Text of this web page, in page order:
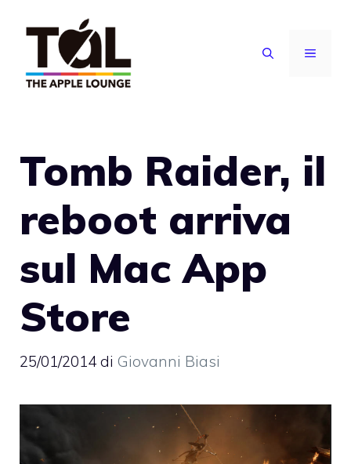
contenuto
MENU
Tomb Raider, il
reboot arriva
sul Mac App
Store
25/01/2014 di Giovanni Biasi